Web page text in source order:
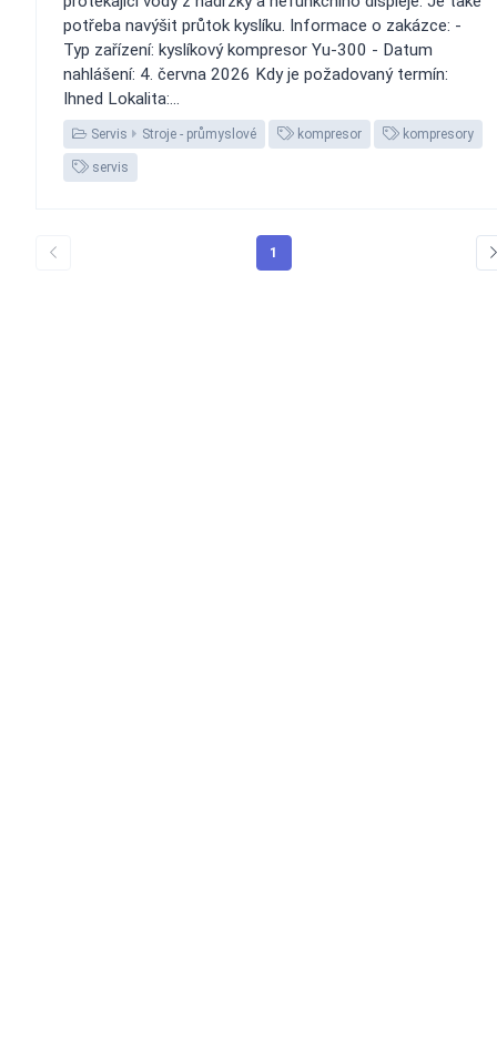
potřeba navýšit průtok kyslíku. Informace o zakázce: -
Typ zařízení: kyslíkový kompresor Yu-300 - Datum
nahlášení: 4. června 2026 Kdy je požadovaný termín:
Ihned Lokalita:...
Servis Stroje - průmyslové kompresor kompresory
servis
1